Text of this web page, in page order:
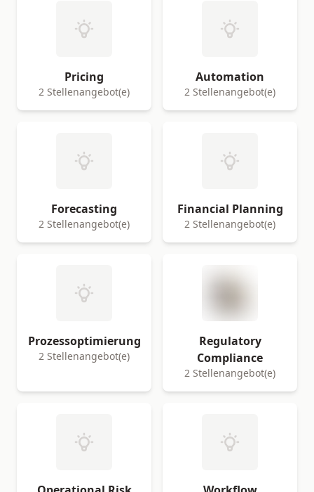
Pricing
2 Stellenangebot(e)
Automation
2 Stellenangebot(e)
Forecasting
2 Stellenangebot(e)
Financial Planning
2 Stellenangebot(e)
Prozessoptimierung
2 Stellenangebot(e)
Regulatory
Compliance
2 Stellenangebot(e)